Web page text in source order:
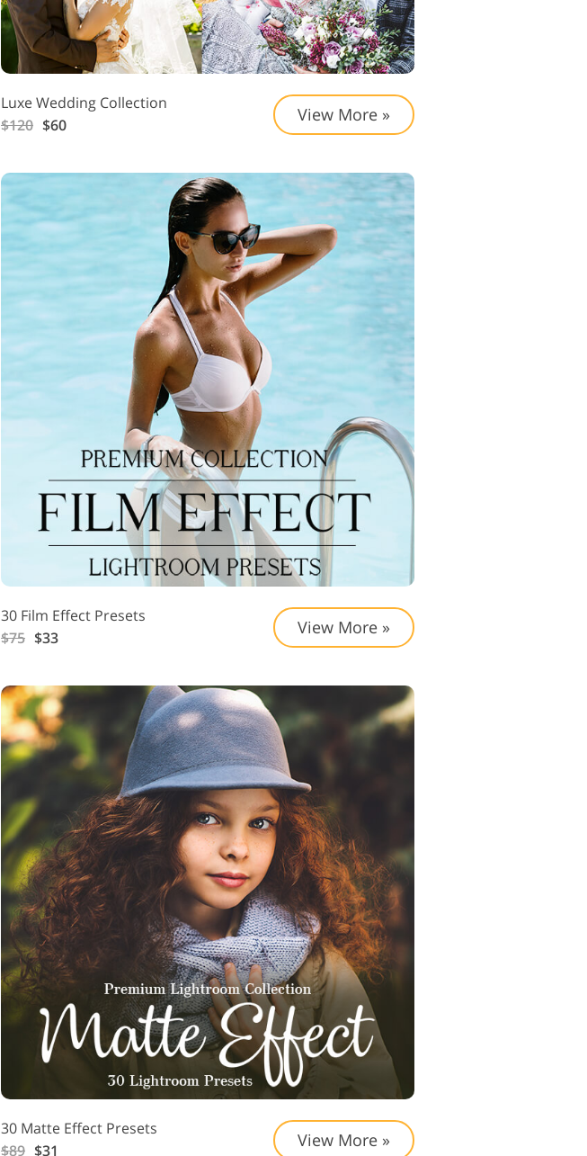
Luxe Wedding Collection
$120 $60
View More »
30 Film Effect Presets
$75 $33
View More »
30 Matte Effect Presets
$89 $31
View More »